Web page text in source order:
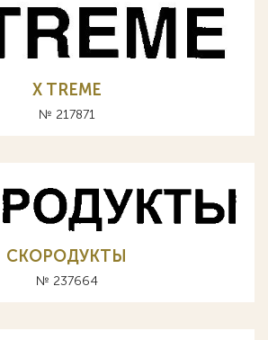
X TREME
№ 217871
СКОРОДУКТЫ
№ 237664